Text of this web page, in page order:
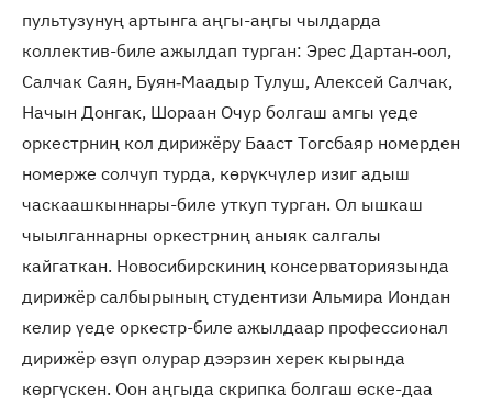
пультузунуң артынга аңгы-аңгы чылдарда
коллектив-биле ажылдап турган: Эрес Дартан‑оол,
Салчак Саян, Буян‑Маадыр Тулуш, Алексей Салчак,
Начын Донгак, Шораан Очур болгаш амгы үеде
оркестрниң кол дирижёру Бааст Тогсбаяр номерден
номерже солчуп турда, көрүкчүлер изиг адыш
часкаашкыннары-биле уткуп турган. Ол ышкаш
чыылганнарны оркестрниң аныяк салгалы
кайгаткан. Новосибирскиниң консерваториязында
дирижёр салбырының студентизи Альмира Иондан
келир үеде оркестр-биле ажылдаар профессионал
дирижёр өзүп олурар дээрзин херек кырында
көргүскен. Оон аңгыда скрипка болгаш өске-даа